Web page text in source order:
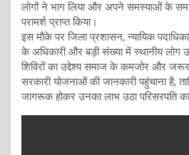
लोगों ने भाग लिया और अपने समस्याओं के
परामर्श प्राप्त किया।
इस मौके पर जिला प्रशासन, न्यायिक
के अधिकारी और बड़ी संख्या में स्थानीय
शिविरों का उद्देश्य समाज के कमजोर और
सरकारी योजनाओं की जानकारी पहुंचाना है,
जागरूक होकर उनका लाभ उठा परिसरपति का